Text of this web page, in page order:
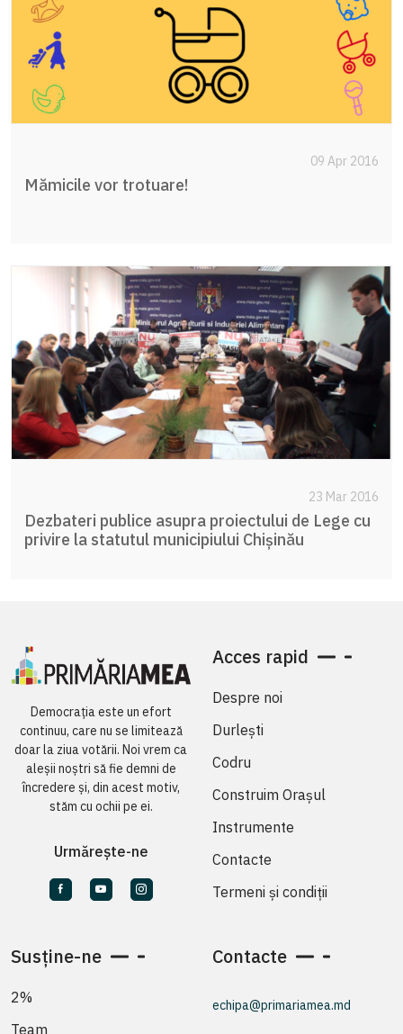
09 Apr 2016
Mămicile vor trotuare!
23 Mar 2016
Dezbateri publice asupra proiectului de Lege cu
privire la statutul municipiului Chișinău
Democrația este un efort
continuu, care nu se limitează
doar la ziua votării. Noi vrem ca
aleșii noștri să fie demni de
încredere și, din acest motiv,
stăm cu ochii pe ei.
Urmărește-ne
Acces rapid
Despre noi
Durlești
Codru
Construim Orașul
Instrumente
Contacte
Termeni și condiții
Susține-ne
2%
Team
Contacte
echipa@primariamea.md